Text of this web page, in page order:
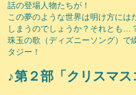
話の登場人物たちが！
この夢のような世界は明け方には
しまうのでしょうか？それとも…
珠玉の歌（ディズニーソング）で
タジー！
♪第２部「クリスマス